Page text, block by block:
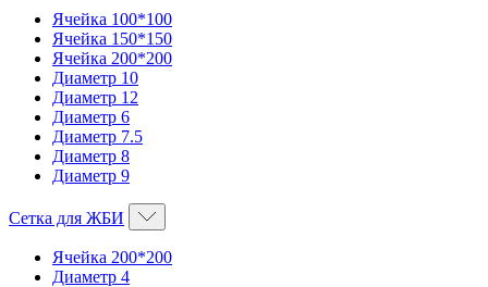
Ячейка 100*100
Ячейка 150*150
Ячейка 200*200
Диаметр 10
Диаметр 12
Диаметр 6
Диаметр 7.5
Диаметр 8
Диаметр 9
Сетка для ЖБИ
Ячейка 200*200
Диаметр 4